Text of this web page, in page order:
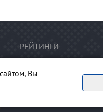
Вы
РЕЙТИНГИ
обязательна.